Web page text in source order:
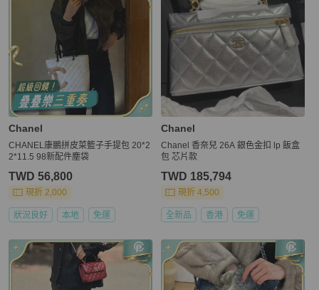
Chanel
CHANEL康鵬拼皮菜籃子手提包 20*2
2*11.5 98新配件塵袋
TWD 56,800
現折 2,000
狀況良好 本地 免運
Chanel
Chanel 香奈兒 26A 銀色金扣 lp 飯盒
包 芯片款
TWD 185,794
現折 4,500
全新品 香港 免運